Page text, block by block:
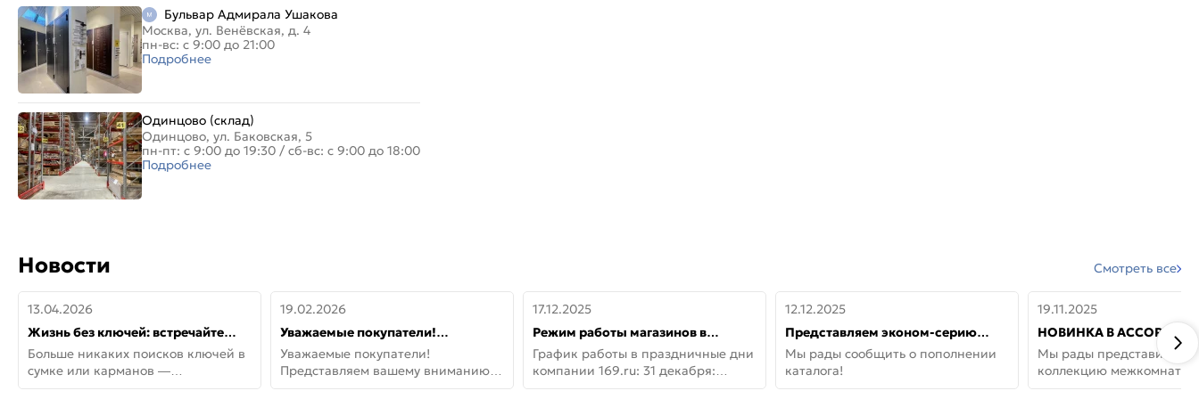
Бульвар Адмирала Ушакова
Москва, ул. Венёвская, д. 4
пн-вс: с 9:00 до 21:00
Подробнее
Одинцово (склад)
Одинцово, ул. Баковская, 5
пн-пт: с 9:00 до 19:30 / сб-вс: с 9:00 до 18:00
Подробнее
Новости Смотреть все
13.04.2026
Жизнь без ключей: встречайте
новую дверь СИТИ ИНТЕГРА
АйКью!
Больше никаких поисков ключей в
сумке или карманов —
представляем СИТИ ИНТЕГРА
19.02.2026
Уважаемые покупатели!
Представляем вашему вниманию
новинки от Armadillo!
Уважаемые покупатели!
Представляем вашему вниманию
новинки от Armadillo! Новая
17.12.2025
Режим работы магазинов в
праздничные дни с 31 декабря по
11 января
График работы в праздничные дни
компании 169.ru: 31 декабря:
Заказы, самовывоз и доставки —
12.12.2025
Представляем эконом-серию
дверей от бренда Portika, где цена
не значит «просто»
Мы рады сообщить о пополнении
каталога!
19.11.2025
НОВИНКА В
ДВЕРИ GLOSSMAT —
НЕОКЛАССИКА И УЮТ
Мы рады представить
коллекцию
GlossMat